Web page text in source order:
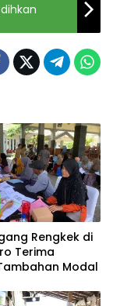
Rengkek di
Terima
Modal